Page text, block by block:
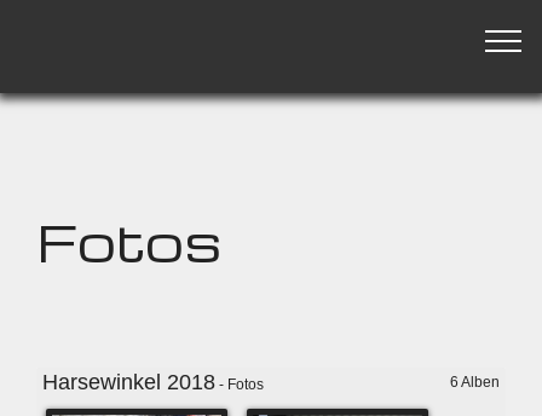
Fotos
Harsewinkel 2018 - Fotos 6 Alben